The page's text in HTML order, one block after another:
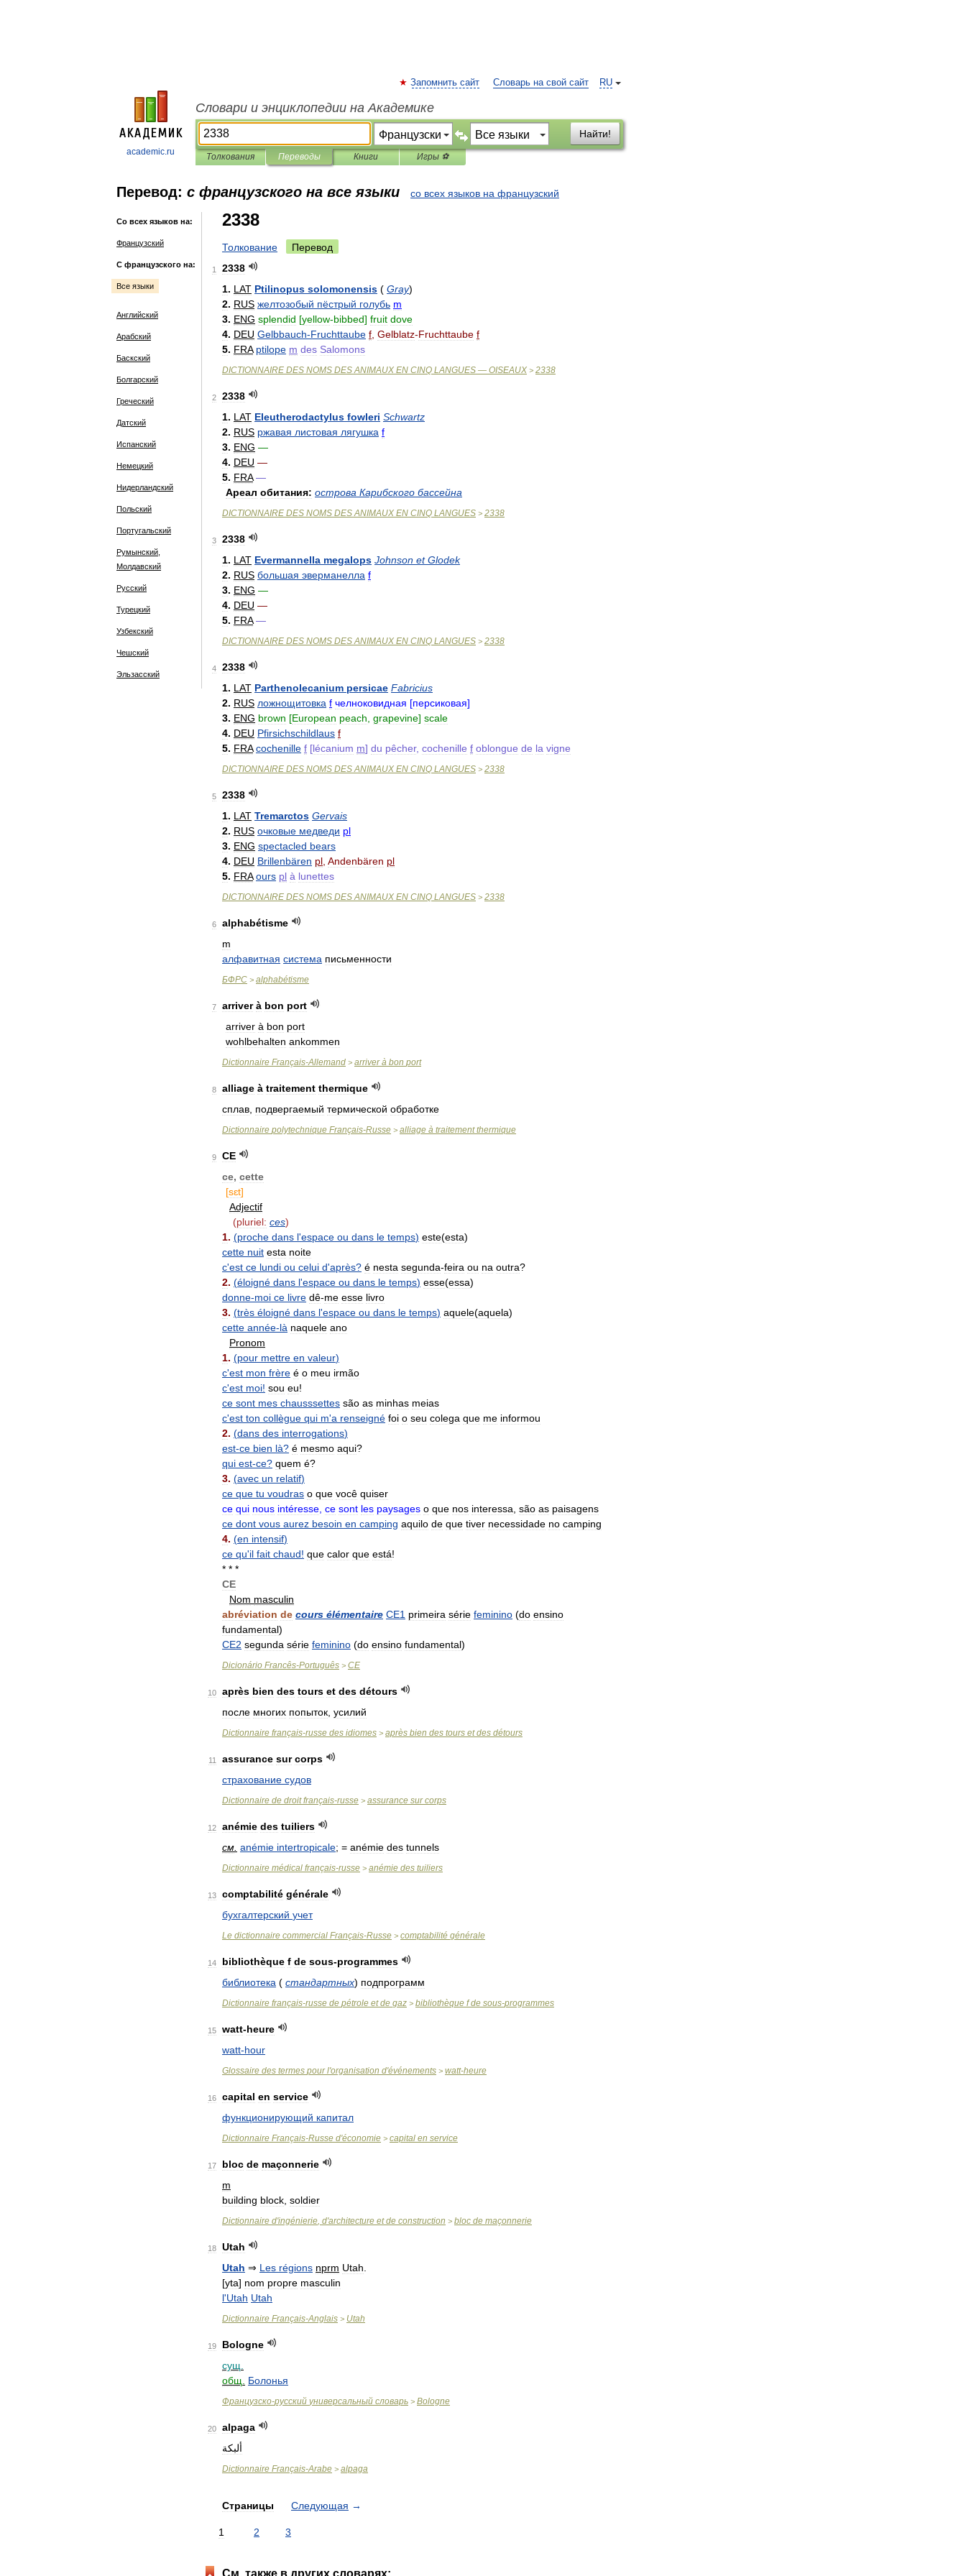
academic.ru
RU
Запомнить сайт Словарь на свой сайт
Словари и энциклопедии на Академике
Найти!
Толкования Переводы Книги Игры ⚽
Перевод: с французского на все языки со всех языков на французский
Со всех языков на:
Французский
С французского на:
Все языки
Английский
Арабский
Баскский
Болгарский
Греческий
Датский
Испанский
Немецкий
Нидерландский
Польский
Португальский
Румынский,
Молдавский
Русский
Турецкий
Узбекский
Чешский
Эльзасский
2338
Толкование Перевод
1
2338
1. LAT Ptilinopus solomonensis ( Gray)
2. RUS желтозобый пёстрый голубь m
3. ENG splendid [yellow-bibbed] fruit dove
4. DEU Gelbbauch-Fruchttaube f Gelblatz-Fruchttaube f
5. FRA ptilope m des Salomons
DICTIONNAIRE DES NOMS DES ANIMAUX EN CINQ LANGUES — OISEAUX > 2338
2
2338
1. LAT Eleutherodactylus fowleri Schwartz
2. RUS ржавая листовая лягушка f
3. ENG —
4. DEU —
5. FRA —
Ареал обитания: острова Карибского бассейна
DICTIONNAIRE DES NOMS DES ANIMAUX EN CINQ LANGUES > 2338
3
2338
1. LAT Evermannella megalops Johnson et Glodek
2. RUS большая эверманелла f
3. ENG —
4. DEU —
5. FRA —
DICTIONNAIRE DES NOMS DES ANIMAUX EN CINQ LANGUES > 2338
4
2338
1. LAT Parthenolecanium persicae Fabricius
2. RUS ложнощитовка f челноковидная [персиковая]
3. ENG brown [European peach grapevine] scale
4. DEU Pfirsichschildlaus f
5. FRA cochenille f [lécanium m] du pêcher, cochenille f oblongue de la vigne
DICTIONNAIRE DES NOMS DES ANIMAUX EN CINQ LANGUES > 2338
5
2338
1. LAT Tremarctos Gervais
2. RUS очковые медведи pl
3. ENG spectacled bears
4. DEU Brillenbären pl Andenbären pl
5. FRA ours pl à lunettes
DICTIONNAIRE DES NOMS DES ANIMAUX EN CINQ LANGUES > 2338
6
alphabétisme
m
алфавитная система письменности
БФРС > alphabétisme
7 arriver à bon port
arriver à bon port
wohlbehalten ankommen
Dictionnaire Français-Allemand > arriver à bon port
8 alliage à traitement thermique
сплав подвергаемый термической обработке
Dictionnaire polytechnique Français-Russe > alliage à traitement thermique
9
CE
ce, cette
[sɛt]
Adjectif
(pluriel: ces)
1. (proche dans l'espace ou dans le temps) este(esta)
cette nuit esta noite
c'est ce lundi ou celui d'après? é nesta segunda-feira ou na outra?
2. (éloigné dans l'espace ou dans le temps) esse(essa)
donne-moi ce livre dê-me esse livro
3. (très éloigné dans l'espace ou dans le temps) aquele(aquela)
cette année-là naquele ano
Pronom
1. (pour mettre en valeur)
c'est mon frère é o meu irmão
c'est moi! sou eu!
ce sont mes chausssettes são as minhas meias
c'est ton collègue qui m'a renseigné foi o seu colega que me informou
2. (dans des interrogations)
est-ce bien là? é mesmo aqui?
qui est-ce? quem é?
3. (avec un relatif)
ce que tu voudras o que você quiser
ce qui nous intéresse ce sont les paysages o que nos interessa são as paisagens
ce dont vous aurez besoin en camping aquilo de que tiver necessidade no camping
4. (en intensif)
ce qu'il fait chaud! que calor que está!
* * *
CE
Nom masculin
abréviation de cours élémentaire CE1 primeira série feminino (do ensino
fundamental)
CE2 segunda série feminino (do ensino fundamental)
Dicionário Francês-Português > CE
10 après bien des tours et des détours
после многих попыток усилий
Dictionnaire français-russe des idiomes > après bien des tours et des détours
11 assurance sur corps
страхование судов
Dictionnaire de droit français-russe > assurance sur corps
12 anémie des tuiliers
см anémie intertropicale; = anémie des tunnels
Dictionnaire médical français-russe > anémie des tuiliers
13 comptabilité générale
бухгалтерский учет
Le dictionnaire commercial Français-Russe > comptabilité générale
14 bibliothèque f de sous-programmes
библиотека ( стандартных) подпрограмм
Dictionnaire français-russe de pétrole et de gaz > bibliothèque f de sous-programmes
15 watt-heure
watt-hour
Glossaire des termes pour l'organisation d'événements > watt-heure
16 capital en service
функционирующий капитал
Dictionnaire Français-Russe d'économie > capital en service
17 bloc de maçonnerie
m
building block soldier
Dictionnaire d'ingénierie, d'architecture et de construction > bloc de maçonnerie
18
Utah
Utah ⇒ Les régions nprm Utah
[yta] nom propre masculin
l'Utah Utah
Dictionnaire Français-Anglais > Utah
19
Bologne
сущ
общ
Болонья
Французско-русский универсальный словарь > Bologne
20
alpaga
ألبكة
Dictionnaire Français-Arabe > alpaga
Страницы Следующая →
1 2 3
См также в других словарях: